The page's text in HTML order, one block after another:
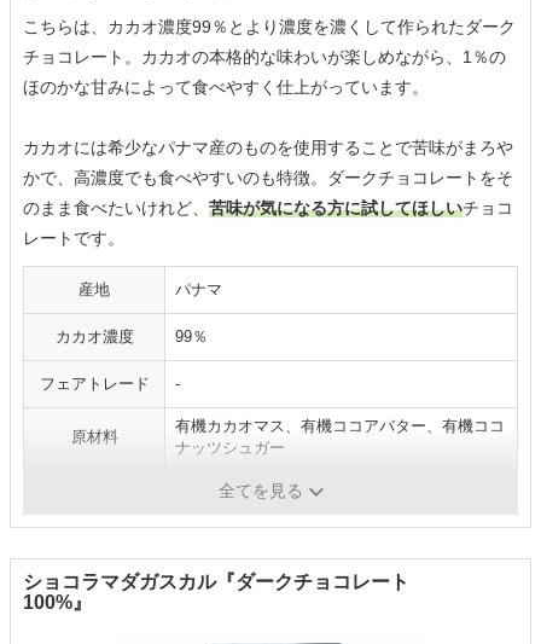
こちらは、カカオ濃度99％とより濃度を濃くして作られたダーク
チョコレート。カカオの本格的な味わいが楽しめながら、1％の
ほのかな甘みによって食べやすく仕上がっています。
カカオには希少なパナマ産のものを使用することで苦味がまろや
かで、高濃度でも食べやすいのも特徴。ダークチョコレートをそ
のまま食べたいけれど、 苦味が気になる方に試してほしいチョコ
レートです。
産地 パナマ
カカオ濃度 99％
フェアトレード -
原材料
有機カカオマス、有機ココアバター、有機ココ
ナッツシュガー
有機ココナッツシュガー
全てを見る
ショコラマダガスカル『ダークチョコレート
100%』